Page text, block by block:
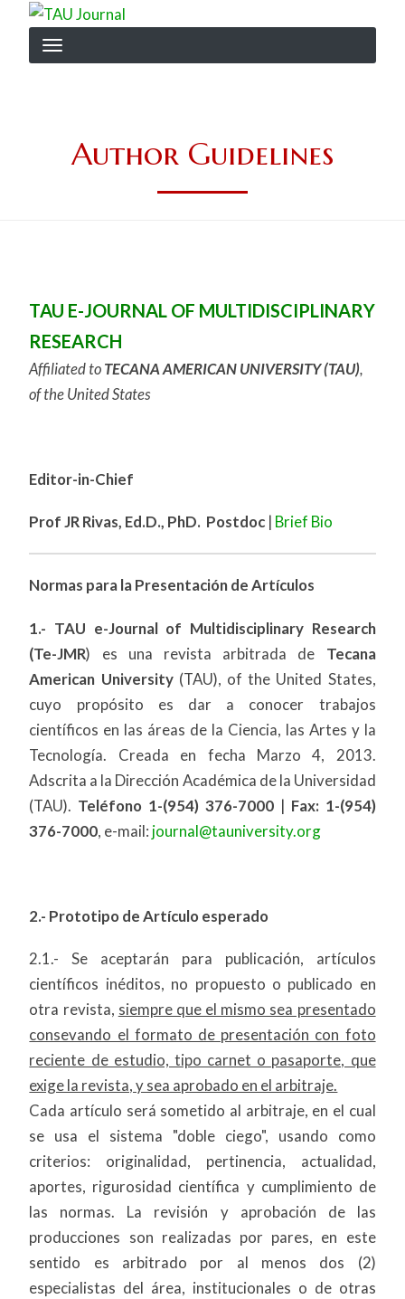
main
Image
Author Guidelines
TAU E-JOURNAL OF MULTIDISCIPLINARY
RESEARCH
Affiliated toTECANA AMERICAN UNIVERSITY (TAU),
of the United States
Editor-in-Chief
Prof JR Rivas, Ed.D., PhD. Postdoc | Brief Bio
Normas para la Presentación de Artículos
1.- TAU e-Journal of Multidisciplinary Research
(Te-JMR) es una revista arbitrada de Tecana
American University(TAU), of the United States,
cuyo propósito es dar a conocer trabajos
científicos en las áreas de la Ciencia, las Artes y la
Tecnología. Creada en fecha Marzo 4, 2013.
Adscrita a la Dirección Académica de la Universidad
(TAU). Teléfono 1-(954) 376-7000 | Fax: 1-(954)
376-7000, e-mail: journal@tauniversity.org
2.- Prototipo de Artículo esperado
2.1.- Se aceptarán para publicación, artículos
científicos inéditos, no propuesto o publicado en
otra revista, siempre que el mismo sea presentado
consevando el formato de presentación con foto
reciente de estudio, tipo carnet o pasaporte, que
exige la revista, y sea aprobado en el arbitraje.
Cada artículo será sometido al arbitraje, en el cual
se usa el sistema "doble ciego", usando como
criterios: originalidad, pertinencia, actualidad,
aportes, rigurosidad científica y cumplimiento de
las normas. La revisión y aprobación de las
producciones son realizadas por pares, en este
sentido es arbitrado por al menos dos (2)
especialistas del área, institucionales o de otras